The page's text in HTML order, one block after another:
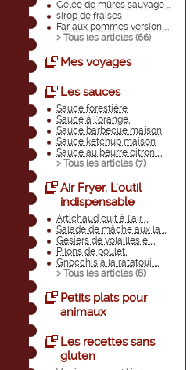
Gelée de mûres sauvage ...
sirop de fraises
Far aux pommes version ...
> Tous les articles (66)
Mes voyages
Les sauces
Sauce forestière
Sauce à l'orange.
Sauce barbecue maison
Sauce ketchup maison
Sauce au beurre citron ...
> Tous les articles (7)
Air Fryer. L'outil
indispensable
Artichaud cuit à l'air ...
Salade de mâche aux la ...
Gesiers de volailles e ...
Pilons de poulet.
Gnocchis à la ratatoui ...
> Tous les articles (6)
Petits plats pour
animaux
Les recettes sans
gluten